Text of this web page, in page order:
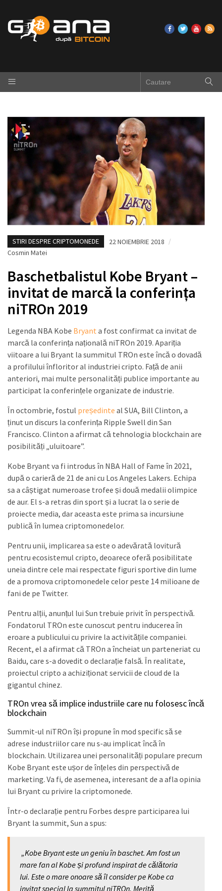
STIRI DESPRE CRIPTOMONEDE 22 NOIEMBRIE 2018 /
Cosmin Matei
Baschetbalistul Kobe Bryant –
invitat de marcă la conferința
niTROn 2019
Legenda NBA Kobe Bryant a fost confirmat ca invitat de
marcă la conferința națională niTROn 2019. Apariția
viitoare a lui Bryant la summitul TROn este încă o dovadă
a profilului înfloritor al industriei cripto. Față de anii
anteriori, mai multe personalități publice importante au
participat la conferințele organizate de industrie.
În octombrie, fostul președinte al SUA, Bill Clinton, a
ținut un discurs la conferința Ripple Swell din San
Francisco. Clinton a afirmat că tehnologia blockchain are
posibilități „uluitoare”.
Kobe Bryant va fi introdus în NBA Hall of Fame în 2021,
după o carieră de 21 de ani cu Los Angeles Lakers. Echipa
sa a câștigat numeroase trofee și două medalii olimpice
de aur. El s-a retras din sport și a lucrat la o serie de
proiecte media, dar aceasta este prima sa incursiune
publică în lumea criptomonedelor.
Pentru unii, implicarea sa este o adevărată lovitură
pentru ecosistemul cripto, deoarece oferă posibilitate
uneia dintre cele mai respectate figuri sportive din lume
de a promova criptomonedele celor peste 14 milioane de
fani de pe Twitter.
Pentru alții, anunțul lui Sun trebuie privit în perspectivă.
Fondatorul TROn este cunoscut pentru inducerea în
eroare a publicului cu privire la activitățile companiei.
Recent, el a afirmat că TROn a încheiat un parteneriat cu
Baidu, care s-a dovedit o declarație falsă. În realitate,
proiectul cripto a achiziționat servicii de cloud de la
gigantul chinez.
TROn vrea să implice industriile care nu folosesc încă
blockchain
Summit-ul niTROn își propune în mod specific să se
adrese industriilor care nu s-au implicat încă în
blockchain. Utilizarea unei personalități populare precum
Kobe Bryant este ușor de înțeles din perspectivă de
marketing. Va fi, de asemenea, interesant de a afla opinia
lui Bryant cu privire la criptomonede.
Într-o declarație pentru Forbes despre participarea lui
Bryant la summit, Sun a spus:
„Kobe Bryant este un geniu în baschet. Am fost un
mare fan al Kobe și profund inspirat de călătoria
lui. Este o mare onoare să îl consider pe Kobe ca
invitat special la summitul niTROn. Merită